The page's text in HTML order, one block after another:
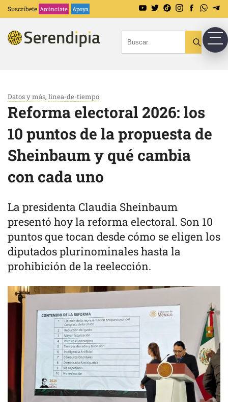
Suscríbete Anúnciate Apoya
Datos y más, linea-de-tiempo
Reforma electoral 2026: los
10 puntos de la propuesta de
Sheinbaum y qué cambia
con cada uno
La presidenta Claudia Sheinbaum
presentó hoy la reforma electoral. Son 10
puntos que tocan desde cómo se eligen los
diputados plurinominales hasta la
prohibición de la reelección.